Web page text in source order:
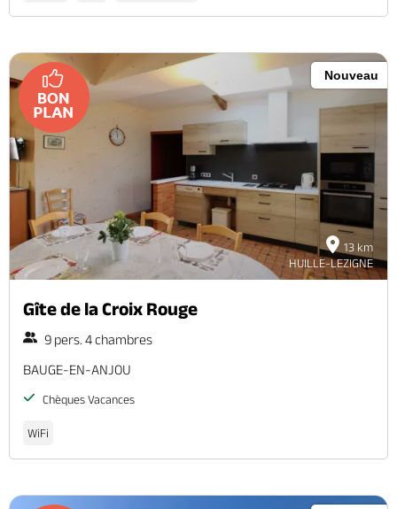
13 km
HUILLE-LEZIGNE
Nouveau
Gîte de la Croix Rouge
9 pers. 4 chambres
BAUGE-EN-ANJOU
Chèques Vacances
WiFi